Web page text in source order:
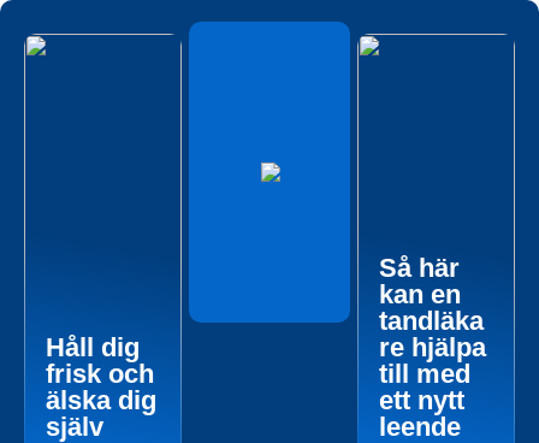
Håll dig
frisk och
älska dig
själv
Så här
kan en
tandläka
re hjälpa
till med
ett nytt
leende